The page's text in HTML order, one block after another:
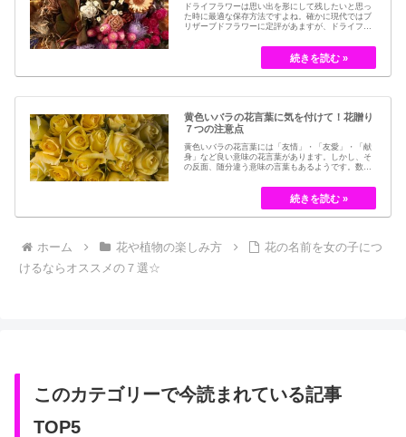
ドライフラワーは思い出を形にして残したいと思っ
た時に最適な保存方法ですよね。確かに現代ではブ
リザーブドフラワーに定評があますが、ドライフラ
とつです。結婚式のブーケなどに使われた花など、
今では押し花のサービスが有名ですが、昔はドライ
フラワーでも保存されてきました。30代以降の…
黄色いバラの花言葉に気を付けて！花贈り
７つの注意点
黄色いバラの花言葉には「友情」・「友愛」・「献
身」など良い意味の花言葉があります。しかし、そ
の反面、随分違う意味の言葉もあるようです。数多
ローズである「ハイブリット・ティー」の中には、
黄色のバラというのは、存在していませんでした。
しかし、フランスの園芸家ジョセフ・ペルネ＝デ…
ホーム 花や植物の楽しみ方
花の名前を女の子につ
けるならオススメの７選☆
このカテゴリーで今読まれている記事
TOP5